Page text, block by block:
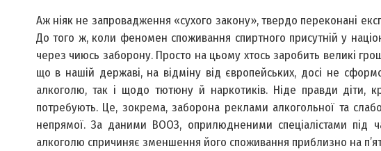
Аж ніяк не запровадження «сухого закону», твердо переконані
До того ж, коли феномен споживання спиртного присутній у
через чиюсь заборону. Просто на цьому хтось заробить великі
що в нашій державі, на відміну від європейських, досі не
алкоголю, так і щодо тютюну й наркотиків. Ніде правди діти,
потребують. Це, зокрема, заборона реклами алкогольної та
непрямої. За даними ВООЗ, оприлюдненими спеціалістами під
алкоголю спричиняє зменшення його споживання приблизно на